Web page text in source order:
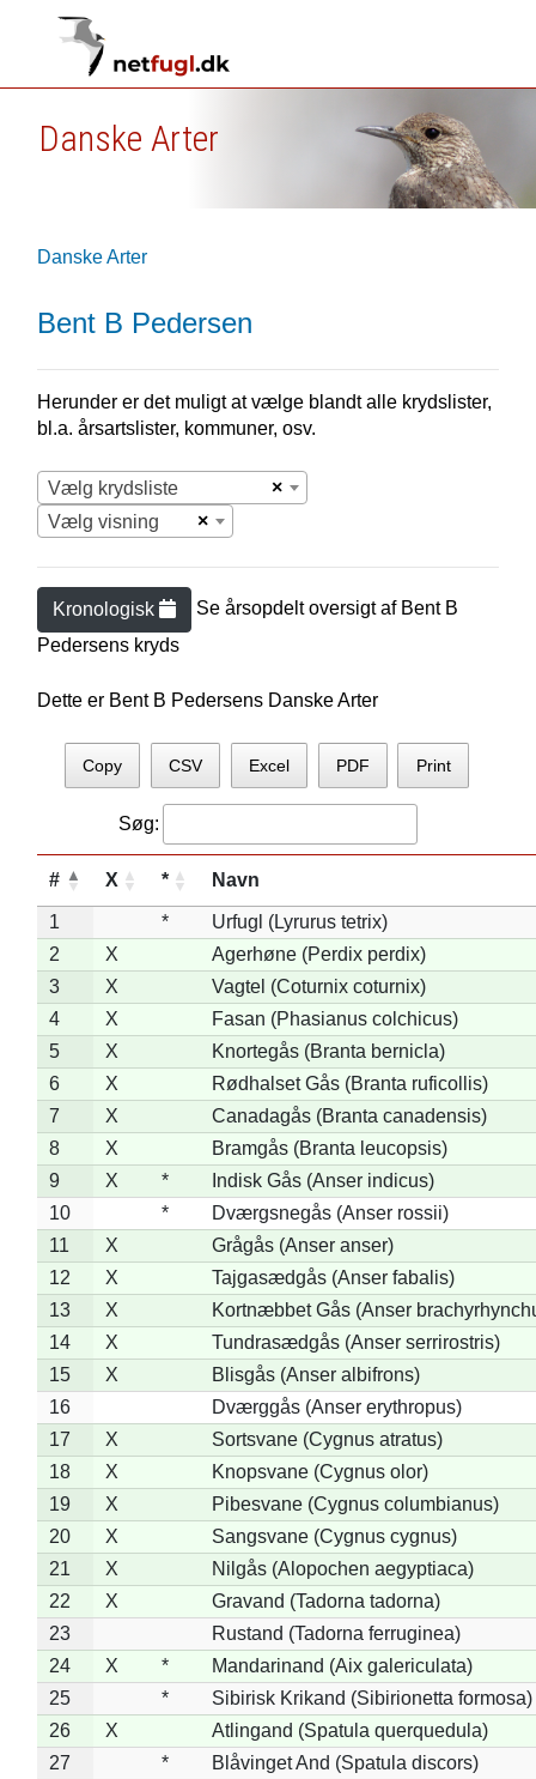
Danske Arter
Danske Arter
Bent B Pedersen
Herunder er det muligt at vælge blandt alle krydslister,
bl.a. årsartslister, kommuner, osv.
×
Vælg krydsliste
×
Vælg visning
Kronologisk Se årsopdelt oversigt af Bent B
Pedersens kryds
Dette er Bent B Pedersens Danske Arter
Copy CSV Excel PDF Print
Søg:
# X * Navn
1 *
Urfugl (Lyrurus tetrix)
2
X
Agerhøne (Perdix perdix)
3
X
Vagtel (Coturnix coturnix)
4
X
Fasan (Phasianus colchicus)
5
X
Knortegås (Branta bernicla)
6
X
Rødhalset Gås (Branta ruficollis)
7
X
Canadagås (Branta canadensis)
8
X
Bramgås (Branta leucopsis)
9
X *
Indisk Gås (Anser indicus)
10
*
Dværgsnegås (Anser rossii)
11
X
Grågås (Anser anser)
12
X
Tajgasædgås (Anser fabalis)
13
X
Kortnæbbet Gås (Anser
14
X
Tundrasædgås (Anser serrirostris)
15
X
Blisgås (Anser albifrons)
16
Dværggås (Anser erythropus)
17
X
Sortsvane (Cygnus atratus)
18
X
Knopsvane (Cygnus olor)
19
X
Pibesvane (Cygnus columbianus)
20
X
Sangsvane (Cygnus cygnus)
21
X
Nilgås (Alopochen aegyptiaca)
22
X
Gravand (Tadorna tadorna)
23
Rustand (Tadorna ferruginea)
24
X *
Mandarinand (Aix galericulata)
25
*
Sibirisk Krikand (Sibirionetta formosa)
26
X
Atlingand (Spatula querquedula)
27
*
Blåvinget And (Spatula discors)